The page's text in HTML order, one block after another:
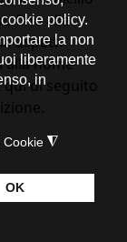
fino alla
aspetti
alla home
qui di seguito